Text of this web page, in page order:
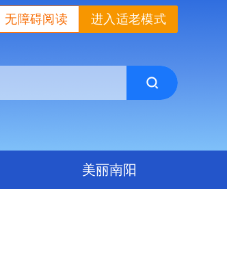
进入适老模式
无障碍阅读
美丽南阳